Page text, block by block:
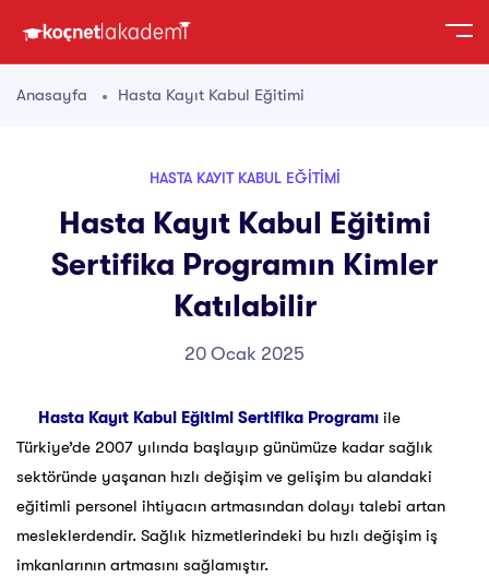
Anasayfa Hasta Kayıt Kabul Eğitimi
HASTA KAYIT KABUL EĞITIMI
Hasta Kayıt Kabul Eğitimi
Sertifika Programın Kimler
Katılabilir
20 Ocak 2025
Hasta Kayıt Kabul Eğitimi Sertifika Programı ile
Türkiye’de 2007 yılında başlayıp günümüze kadar sağlık
sektöründe yaşanan hızlı değişim ve gelişim bu alandaki
eğitimli personel ihtiyacın artmasından dolayı talebi artan
mesleklerdendir. Sağlık hizmetlerindeki bu hızlı değişim iş
imkanlarının artmasını sağlamıştır.